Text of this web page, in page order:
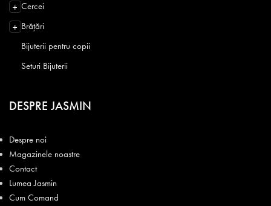
+ Cercei
+ Brățări
Bijuterii pentru copii
Seturi Bijuterii
DESPRE JASMIN
Despre noi
Magazinele noastre
Contact
Lumea Jasmin
Cum Comand